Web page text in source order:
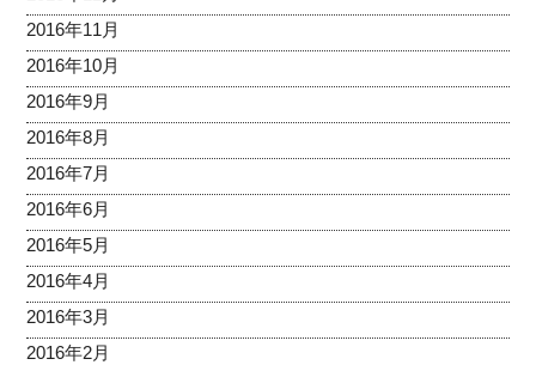
2016年11月
2016年10月
2016年9月
2016年8月
2016年7月
2016年6月
2016年5月
2016年4月
2016年3月
2016年2月